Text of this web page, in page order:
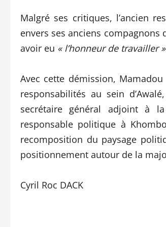
Malgré ses critiques, l’ancien
envers ses anciens
avoir eu « l’honneur de travailler »
Avec cette démission,
responsabilités au sein
secrétaire général adjoint à
responsable politique à
recomposition du paysage
positionnement autour de la
Cyril Roc DACK